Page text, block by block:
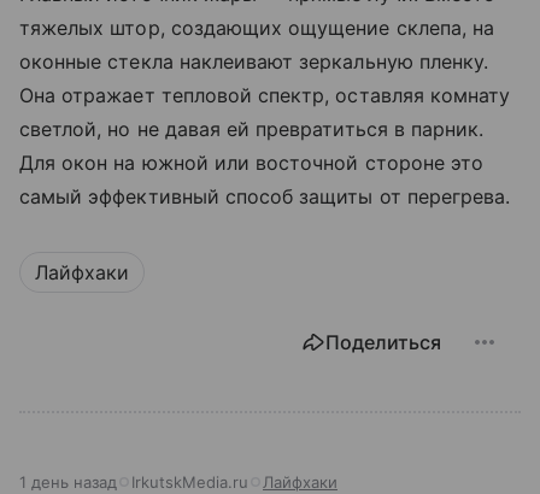
тяжелых штор, создающих ощущение склепа, на
оконные стекла наклеивают зеркальную пленку.
Она отражает тепловой спектр, оставляя комнату
светлой, но не давая ей превратиться в парник.
Для окон на южной или восточной стороне это
самый эффективный способ защиты от перегрева.
Лайфхаки
Поделиться
1 день назад IrkutskMedia.ru Лайфхаки